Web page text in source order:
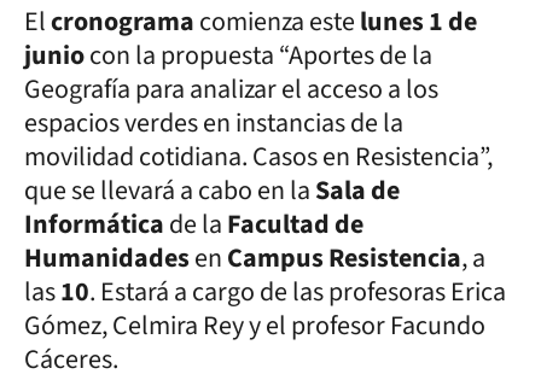
Elcronogramacomienza estelunes 1 de
juniocon la propuesta “Aportes de la
Geografía para analizar el acceso a los
espacios verdes en instancias de la
movilidad cotidiana. Casos en Resistencia”,
que se llevará a cabo en laSala de
Informáticade laFacultad de
HumanidadesenCampus Resistencia, a
las10. Estará a cargo de las profesoras Erica
Gómez, Celmira Rey y el profesor Facundo
Cáceres.